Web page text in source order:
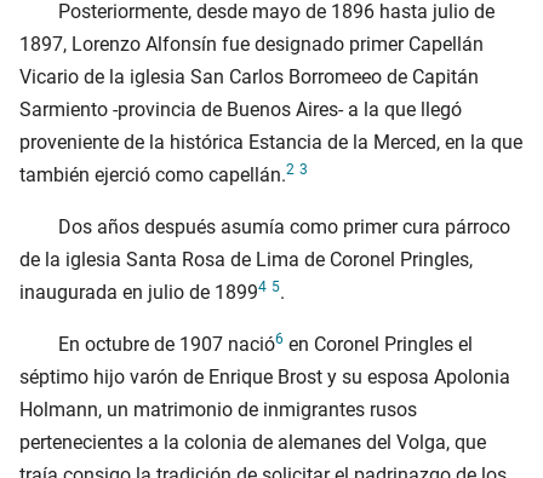
Posteriormente, desde mayo de 1896 hasta julio de
1897, Lorenzo Alfonsín fue designado primer Capellán
Vicario de la iglesia San Carlos Borromeeo de Capitán
Sarmiento -provincia de Buenos Aires- a la que llegó
proveniente de la histórica Estancia de la Merced, en la que
también ejerció como capellán.2 3
Dos años después asumía como primer cura párroco
de la iglesia Santa Rosa de Lima de Coronel Pringles,
inaugurada en julio de 18994 5.
En octubre de 1907 nació6 en Coronel Pringles el
séptimo hijo varón de Enrique Brost y su esposa Apolonia
Holmann, un matrimonio de inmigrantes rusos
pertenecientes a la colonia de alemanes del Volga, que